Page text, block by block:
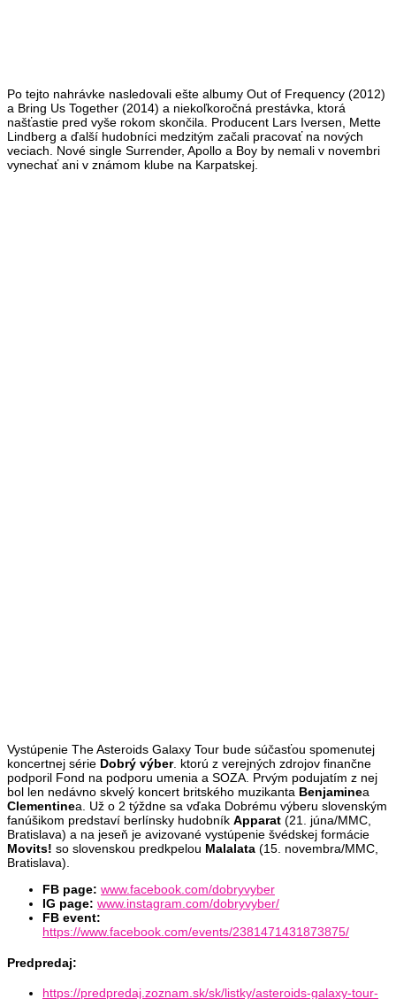
Po tejto nahrávke nasledovali ešte albumy Out of Frequency (2012)
a Bring Us Together (2014) a niekoľkoročná prestávka, ktorá
našťastie pred vyše rokom skončila. Producent Lars Iversen, Mette
Lindberg a ďalší hudobníci medzitým začali pracovať na nových
veciach. Nové single Surrender, Apollo a Boy by nemali v novembri
vynechať ani v známom klube na Karpatskej.
Vystúpenie The Asteroids Galaxy Tour bude súčasťou spomenutej
koncertnej série Dobrý výber. ktorú z verejných zdrojov finančne
podporil Fond na podporu umenia a SOZA. Prvým podujatím z nej
bol len nedávno skvelý koncert britského muzikanta Benjaminea
Clementinea. Už o 2 týždne sa vďaka Dobrému výberu slovenským
fanúšikom predstaví berlínsky hudobník Apparat (21. júna/MMC,
Bratislava) a na jeseň je avizované vystúpenie švédskej formácie
Movits! so slovenskou predkpelou Malalata (15. novembra/MMC,
Bratislava).
FB page: www.facebook.com/dobryvyber
IG page: www.instagram.com/dobryvyber/
FB event:
https://www.facebook.com/events/2381471431873875/
Predpredaj:
https://predpredaj.zoznam.sk/sk/listky/asteroids-galaxy-tour-